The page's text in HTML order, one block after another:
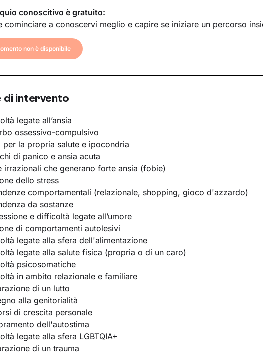
conoscitivo è gratuito:
cominciare a conoscervi meglio e capire se iniziare un percorso
non è disponibile
di intervento
legate all’ansia
ossessivo-compulsivo
per la propria salute e ipocondria
di panico e ansia acuta
irrazionali che generano forte ansia (fobie)
dello stress
comportamentali (relazionale, shopping, gioco d'azzardo)
da sostanze
e difficoltà legate all’umore
di comportamenti autolesivi
legate alla sfera dell'alimentazione
legate alla salute fisica (propria o di un caro)
psicosomatiche
in ambito relazionale e familiare
di un lutto
alla genitorialità
di crescita personale
dell'autostima
legate alla sfera LGBTQIA+
di un trauma